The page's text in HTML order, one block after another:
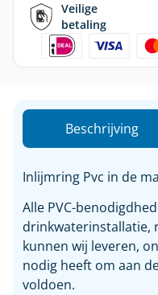
Veilige
betaling
Beschrijving
Inlijmring Pvc in de
Alle PVC-
drinkwaterinstallatie,
kunnen wij leveren,
nodig heeft om aan
voldoen.